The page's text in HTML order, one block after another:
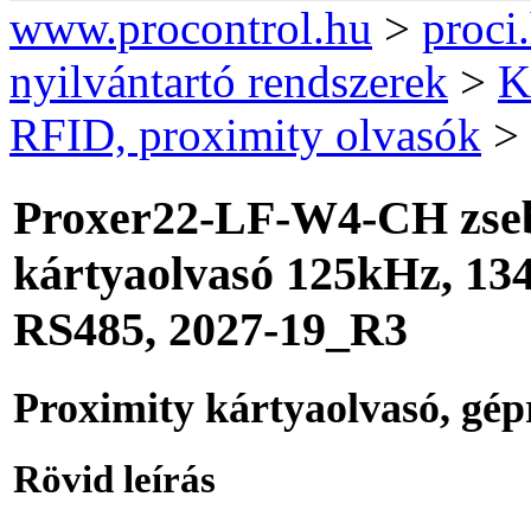
www.procontrol.hu >
nyilvántartó rendszerek >
RFID, proximity olvasók >
Proxer22-LF-W4-CH
kártyaolvasó 125kHz,
RS485, 2027-19_R3
Proximity kártyaolvasó,
Rövid leírás